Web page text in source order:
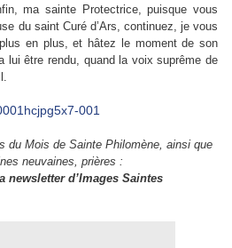
ma sainte Protectrice, puisque vous
du saint Curé d’Ars, continuez, je vous
en plus, et hâtez le moment de son
lui être rendu, quand la voix suprême de
du Mois de Sainte Philomène, ainsi que
neuvaines, prières :
newsletter d’Images Saintes